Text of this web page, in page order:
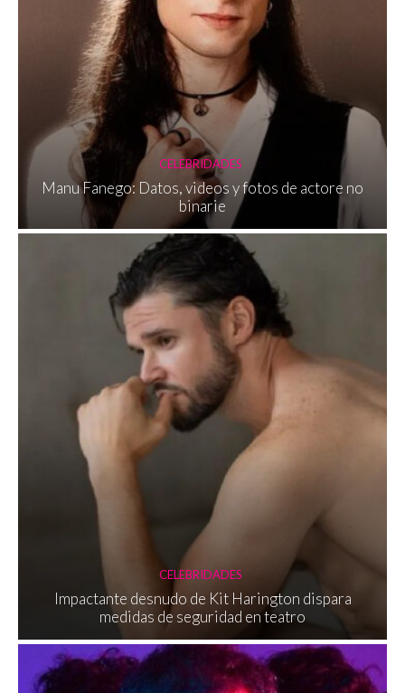
CELEBRIDADES
Manu Fanego: Datos, videos y fotos de actore no
binarie
CELEBRIDADES
Impactante desnudo de Kit Harington dispara
medidas de seguridad en teatro